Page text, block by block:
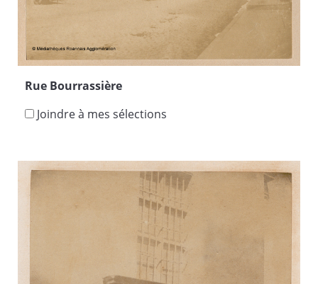
Rue Bourrassière
Joindre à mes sélections